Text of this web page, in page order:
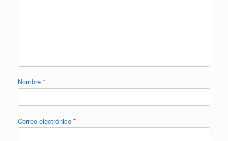
Nombre *
Correo electrónico *